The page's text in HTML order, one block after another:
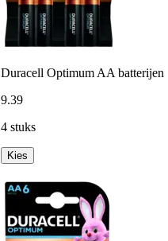
Duracell Optimum AA batterijen
9.39
4 stuks
Kies